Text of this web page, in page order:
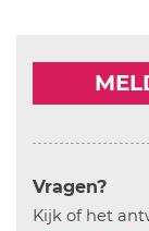
Vragen?
Kijk of het